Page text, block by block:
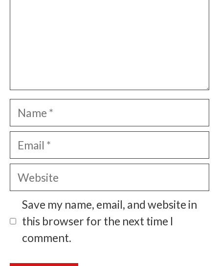
Name
Email
Website
Save my name, email, and website in
this browser for the next time I
comment.